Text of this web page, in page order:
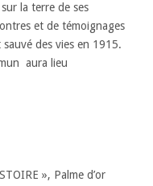
la terre de ses
et de témoignages
des vies en 1915.
aura lieu
», Palme d’or